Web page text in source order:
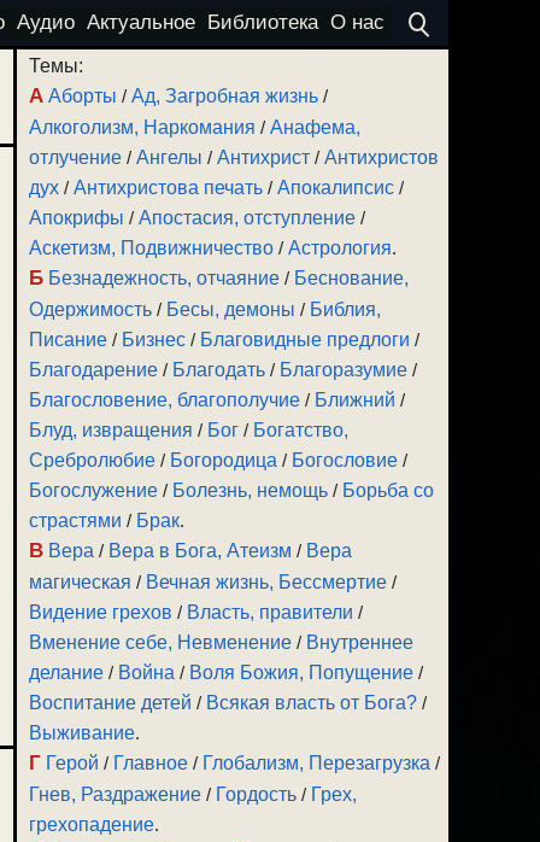
Аудио Актуальное Библиотека О нас
Темы:
А Аборты /Ад, Загробная жизнь /
Алкоголизм, Наркомания /Анафема,
отлучение /Ангелы /Антихрист /Антихристов
дух /Антихристова печать /Апокалипсис /
Апокрифы /Апостасия, отступление /
Аскетизм, Подвижничество /Астрология.
Б Безнадежность, отчаяние / Беснование,
Одержимость / Бесы, демоны / Библия,
Писание / Бизнес / Благовидные предлоги /
Благодарение / Благодать / Благоразумие /
Благословение, благополучие / Ближний /
Блуд, извращения / Бог / Богатство,
Сребролюбие / Богородица / Богословие /
Богослужение / Болезнь, немощь / Борьба со
страстями / Брак.
В Вера / Вера в Бога, Атеизм / Вера
магическая / Вечная жизнь, Бессмертие /
Видение грехов / Власть, правители /
Вменение себе, Невменение / Внутреннее
делание / Война / Воля Божия, Попущение /
Воспитание детей / Всякая власть от Бога? /
Выживание.
Г Герой / Главное / Глобализм, Перезагрузка /
Гнев, Раздражение / Гордость / Грех,
грехопадение.